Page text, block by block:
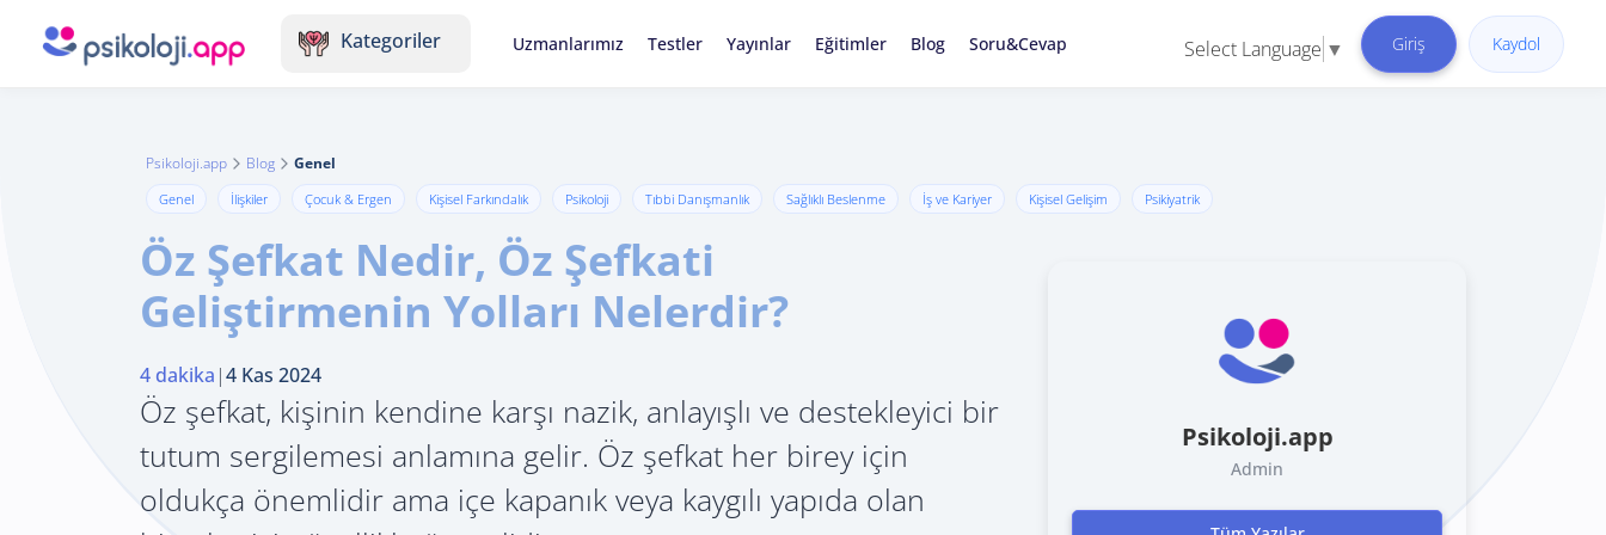
Kategoriler Uzmanlarımız Testler Yayınlar Eğitimler Blog Soru&Cevap Select Language ▼ Giriş Kaydol
Psikoloji.app Blog Genel
Genel İlişkiler Çocuk & Ergen Kişisel Farkındalık Psikoloji Tıbbi Danışmanlık Sağlıklı Beslenme İş ve Kariyer Kişisel Gelişim Psikiyatrik
Öz Şefkat Nedir, Öz Şefkati
Geliştirmenin Yolları Nelerdir?
4 dakika |4 Kas 2024
Öz şefkat, kişinin kendine karşı nazik, anlayışlı ve destekleyici bir
tutum sergilemesi anlamına gelir. Öz şefkat her birey için
oldukça önemlidir ama içe kapanık veya kaygılı yapıda olan
Psikoloji.app
Admin